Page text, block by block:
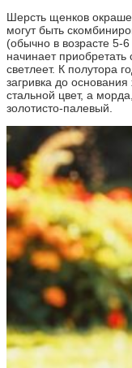
Шерсть щенков
могут быть
(обычно в возрасте 5-
начинает
светлеет. К полутора
загривка до
стальной цвет, а
золотисто-палевый.